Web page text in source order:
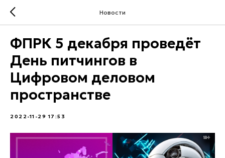
Новости
ФПРК 5 декабря проведёт
День питчингов в
Цифровом деловом
пространстве
2022-11-29 17:53